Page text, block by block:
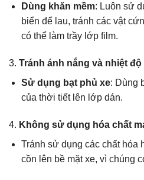
Dùng khăn mềm: Luôn sử
biển để lau, tránh các vật
có thể làm trầy lớp film.
3. Tránh ánh nắng và nhiệt độ
Sử dụng bạt phủ xe: Dùng
của thời tiết lên lớp dán.
4. Không sử dụng hóa chất
Tránh sử dụng các chất hóa
cồn lên bề mặt xe, vì chúng